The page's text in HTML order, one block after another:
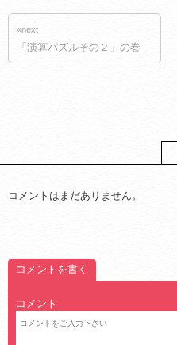
«next
「演算パズルその２」の巻
コメントはまだありません。
コメントを書く
コメント